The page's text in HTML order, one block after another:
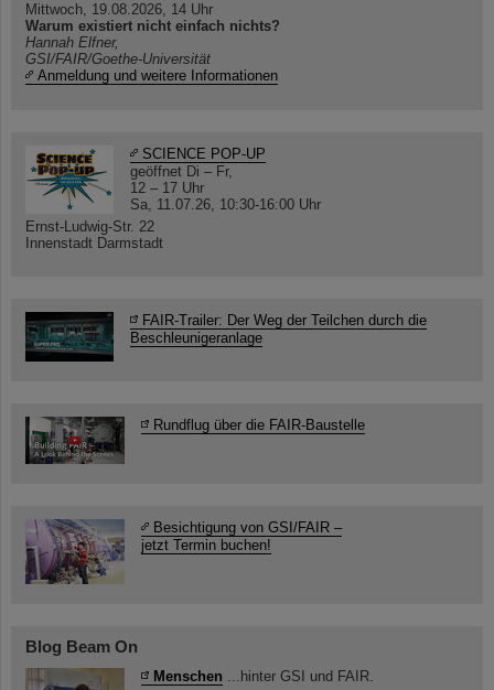
Mittwoch, 19.08.2026, 14 Uhr
Warum existiert nicht einfach nichts?
Hannah Elfner,
GSI/FAIR/Goethe-Universität
Anmeldung und weitere Informationen
SCIENCE POP-UP
geöffnet Di – Fr,
12 – 17 Uhr
Sa, 11.07.26, 10:30-16:00 Uhr
Ernst-Ludwig-Str. 22
Innenstadt Darmstadt
FAIR-Trailer: Der Weg der Teilchen durch die
Beschleunigeranlage
Rundflug über die FAIR-Baustelle
Besichtigung von GSI/FAIR –
jetzt Termin buchen!
Blog Beam On
Menschen ...hinter GSI und FAIR.